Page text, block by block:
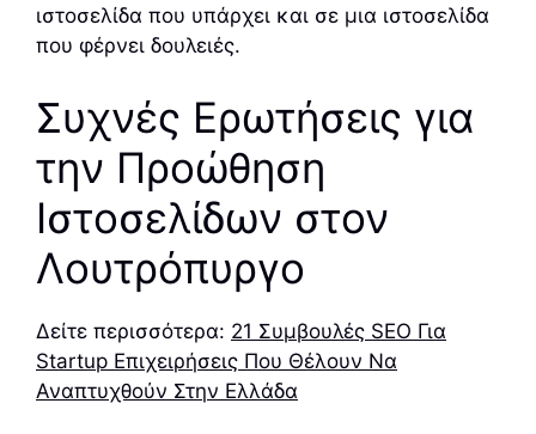
ιστοσελίδα που υπάρχει και σε μια ιστοσελίδα
που φέρνει δουλειές.
Συχνές Ερωτήσεις για
την Προώθηση
Ιστοσελίδων στον
Λουτρόπυργο
Δείτε περισσότερα: 21 Συμβουλές SEO Για
Startup Επιχειρήσεις Που Θέλουν Να
Αναπτυχθούν Στην Ελλάδα